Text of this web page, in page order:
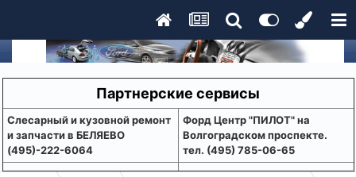
Партнерские сервисы
Слесарный и кузовной ремонт
и запчасти в БЕЛЯЕВО
(495)-222-6064
Форд Центр "ПИЛОТ" на
Волгоградском проспекте.
тел. (495) 785-06-65